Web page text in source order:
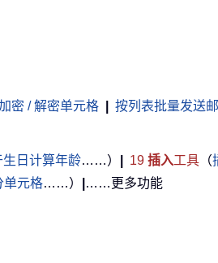
密 / 解密单元格 按列表批量发送
生日计算年龄……） 19 插入工具 （
单元格……） ……更多功能